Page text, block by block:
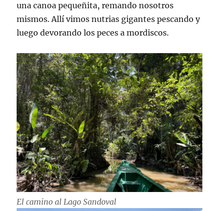
una canoa pequeñita, remando nosotros
mismos. Allí vimos nutrias gigantes pescando y
luego devorando los peces a mordiscos.
El camino al Lago Sandoval